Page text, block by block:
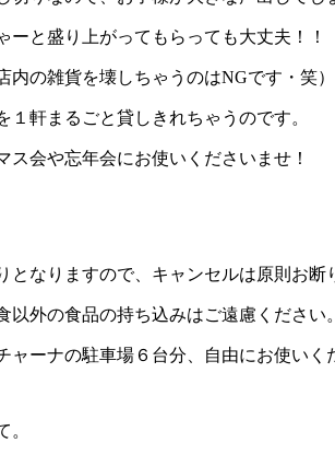
ーと盛り上がってもらっても大丈夫！！
内の雑貨を壊しちゃうのはNGです・笑）
１軒まるごと貸しきれちゃうのです。
ス会や忘年会にお使いくださいませ！
となりますので、キャンセルは原則お断
以外の食品の持ち込みはご遠慮ください。
ャーナの駐車場６台分、自由にお使いく
。